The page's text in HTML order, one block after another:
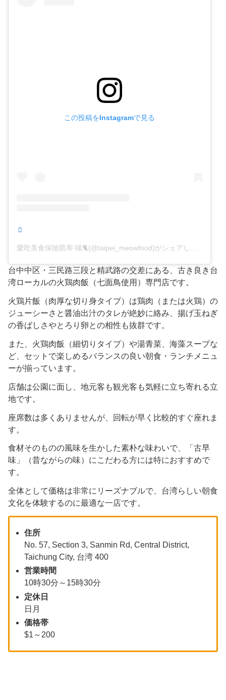
この投稿をInstagramで見る
愛吃美食保險凱蒂 喵🐈(@taipei_meowfood)がシェアした投稿
台中中区・三民路三段と精武路の交差にある、古き良き台
湾ローカルの火鶏肉飯（七面鳥使用）専門店です。
火鶏片飯（肉厚な切り身タイプ）は鶏肉（または火鶏）の
ジューシーさと醤油出汁のタレが絶妙に絡み、揚げ玉ねぎ
の香ばしさやとろり卵との相性も抜群です。
また、火鶏肉飯（細切りタイプ）や湯青菜、海藻スープな
ど、セットで楽しめるバランスの良い朝食・ランチメニュ
ーが揃っています。
店舗は公園に面し、地元客も観光客も気軽に立ち寄れる立
地です。
座席数は多くありませんが、回転が早く比較的すぐ座れま
す。
食材そのものの風味を生かした素朴な味わいで、「古早
味」（昔ながらの味）にこだわる方には特におすすめで
す。
全体として価格は非常にリーズナブルで、台湾らしい朝食
文化を体験するのに最適な一店です。
住所
No. 57, Section 3, Sanmin Rd, Central District,
Taichung City, 台湾 400
営業時間
10時30分～15時30分
定休日
日月
価格帯
$1～200